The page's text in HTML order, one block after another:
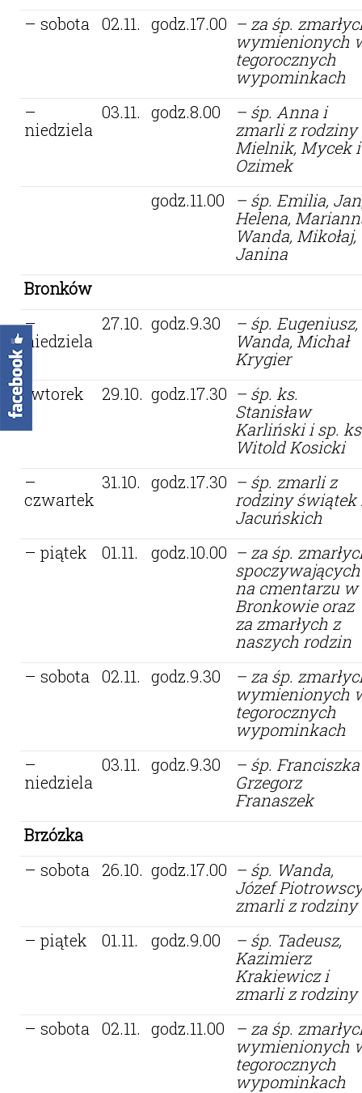
– sobota
02.11. godz.17.00 – za śp.
wymienionych
tegorocznych
wypominkach
–
niedziela
03.11. godz.8.00
– śp. Anna i
zmarli z rodziny
Mielnik, Mycek i
Ozimek
godz.11.00
– śp. Emilia,
Helena,
Wanda, Mikołaj,
Janina
Bronków
–
niedziela
27.10. godz.9.30
– śp. Eugeniusz,
Wanda, Michał
Krygier
-wtorek
29.10. godz.17.30 – śp. ks.
Stanisław
Karliński i sp.
Witold Kosicki
–
czwartek
31.10. godz.17.30 – śp. zmarli z
rodziny świątek
Jacuńskich
– piątek
01.11. godz.10.00 – za śp.
spoczywających
na cmentarzu w
Bronkowie oraz
za zmarłych z
naszych rodzin
– sobota
02.11. godz.9.30
– za śp.
wymienionych
tegorocznych
wypominkach
–
niedziela
03.11. godz.9.30
– śp.
Grzegorz
Franaszek
Brzózka
– sobota
26.10. godz.17.00 – śp. Wanda,
Józef
zmarli z rodziny
– piątek
01.11. godz.9.00
– śp. Tadeusz,
Kazimierz
Krakiewicz i
zmarli z rodziny
– sobota
02.11. godz.11.00
– za śp.
wymienionych
tegorocznych
wypominkach